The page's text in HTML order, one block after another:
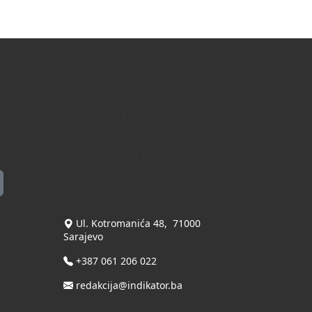
Ul. Kotromanića 48, 71000
Sarajevo
+387 061 206 022
redakcija@indikator.ba